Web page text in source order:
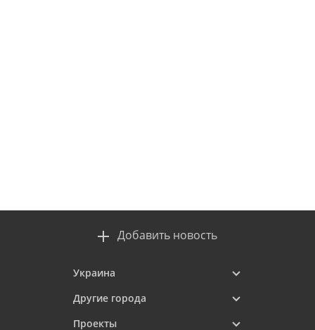
Добавить новость
Украина
Другие города
Проекты